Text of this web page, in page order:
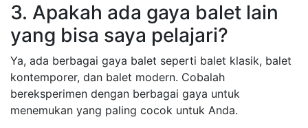
3. Apakah ada gaya balet lain
yang bisa saya pelajari?
Ya, ada berbagai gaya balet seperti balet klasik, balet
kontemporer, dan balet modern. Cobalah
bereksperimen dengan berbagai gaya untuk
menemukan yang paling cocok untuk Anda.